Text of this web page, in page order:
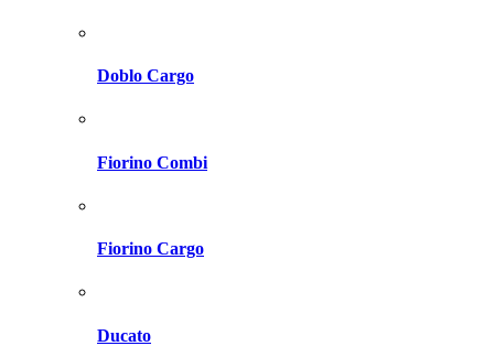
Doblo Cargo
Fiorino Combi
Fiorino Cargo
Ducato